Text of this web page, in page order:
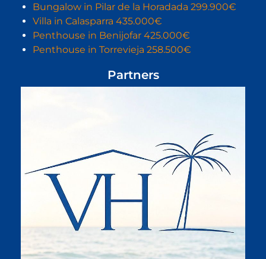
Bungalow in Pilar de la Horadada 299.900€
Villa in Calasparra 435.000€
Penthouse in Benijofar 425.000€
Penthouse in Torrevieja 258.500€
Partners